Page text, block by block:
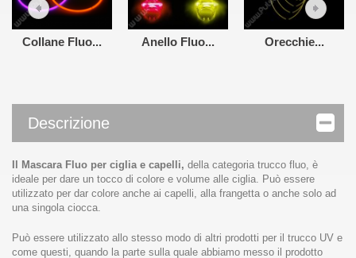
Collane Fluo... Anello Fluo... Orecchie...
Descrizione
Il Mascara Fluo per ciglia e capelli, della categoria trucco fluo, è
ideale per dare un tocco di colore e volume alle ciglia. Può essere
utilizzato per dar colore anche ai capelli, alla frangetta o anche solo ad
una singola ciocca.
Può essere utilizzato allo stesso modo di altri prodotti per il trucco UV e
come questi, quando la parte sulla quale abbiamo messo il prodotto